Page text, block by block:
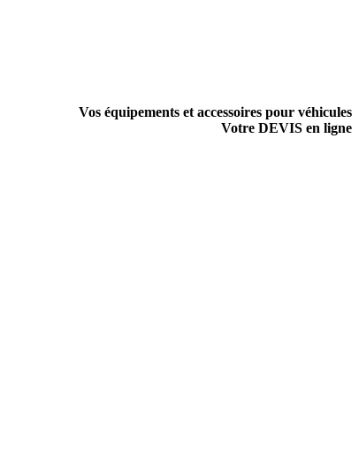
Vos équipements et accessoires pour véhicules
Votre DEVIS en ligne